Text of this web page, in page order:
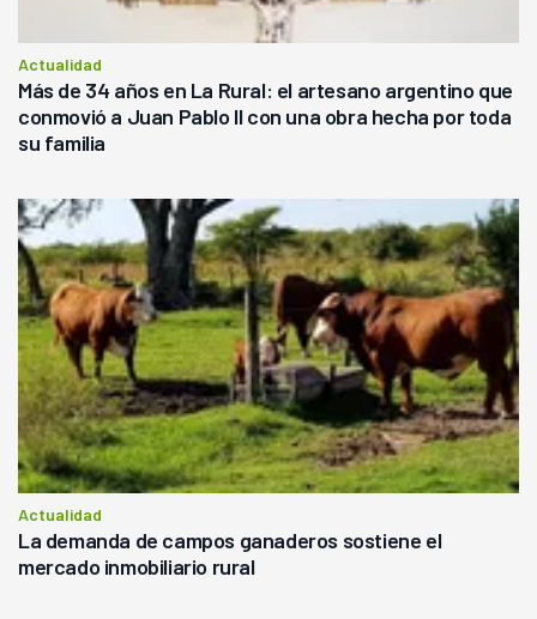
Actualidad
Más de 34 años en La Rural: el artesano argentino que
conmovió a Juan Pablo II con una obra hecha por toda
su familia
Actualidad
La demanda de campos ganaderos sostiene el
mercado inmobiliario rural